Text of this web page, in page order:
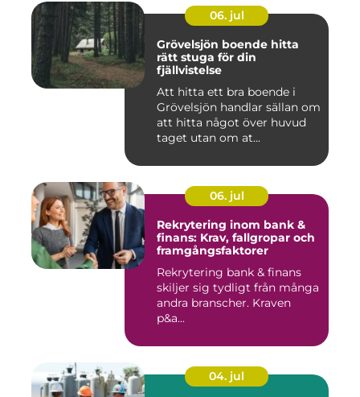
06. jul
Grövelsjön boende hitta
rätt stuga för din
fjällvistelse
Att hitta ett bra boende i
Grövelsjön handlar sällan om
att hitta något över huvud
taget utan om at...
06. jul
Rekrytering inom bank &
finans: Krav, fallgropar och
framgångsfaktorer
Rekrytering bank & finans
skiljer sig tydligt från många
andra branscher. Kraven
p&a...
04. jul